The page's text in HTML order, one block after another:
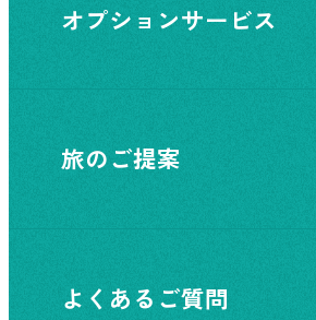
オプションサービス
旅のご提案
よくあるご質問